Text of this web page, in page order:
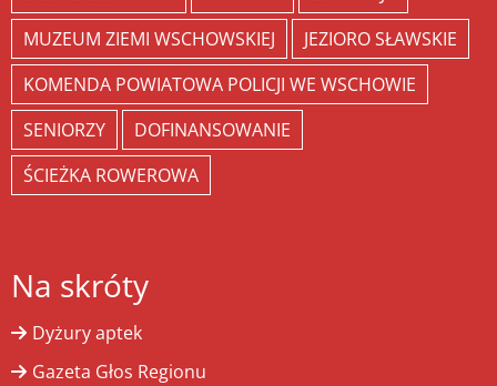
MUZEUM ZIEMI WSCHOWSKIEJ
JEZIORO SŁAWSKIE
KOMENDA POWIATOWA POLICJI WE WSCHOWIE
SENIORZY
DOFINANSOWANIE
ŚCIEŻKA ROWEROWA
Na skróty
Dyżury aptek
Gazeta Głos Regionu